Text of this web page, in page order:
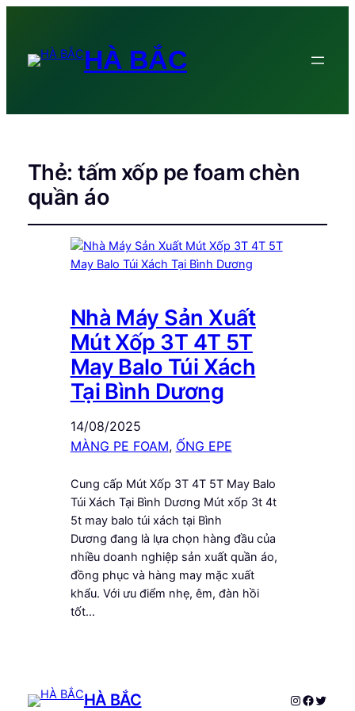
HÀ BẮC
Thẻ:tấm xốp pe foam chèn
quần áo
Nhà Máy Sản Xuất
Mút Xốp 3T 4T 5T
May Balo Túi Xách
Tại Bình Dương
14/08/2025
MÀNG PE FOAM, ỐNG EPE
Cung cấp Mút Xốp 3T 4T 5T May Balo
Túi Xách Tại Bình Dương Mút xốp 3t 4t
5t may balo túi xách tại Bình
Dương đang là lựa chọn hàng đầu của
nhiều doanh nghiệp sản xuất quần áo,
đồng phục và hàng may mặc xuất
khẩu. Với ưu điểm nhẹ, êm, đàn hồi
tốt…
HÀ BẮC Instagram